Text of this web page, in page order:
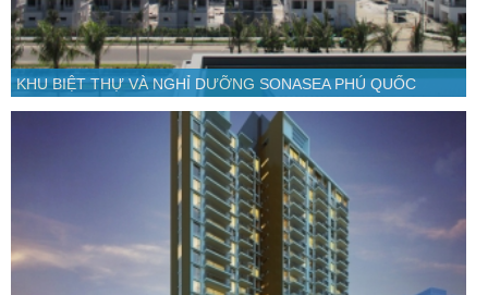
KHU BIỆT THỰ VÀ NGHỈ DƯỠNG SONASEA PHÚ QUỐC